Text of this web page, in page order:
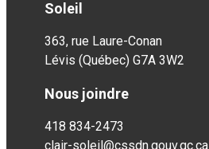
Soleil
363, rue Laure-Conan
Lévis (Québec) G7A 3W2
Nous joindre
418 834-2473
clair-soleil@cssdn.gouv.qc.ca